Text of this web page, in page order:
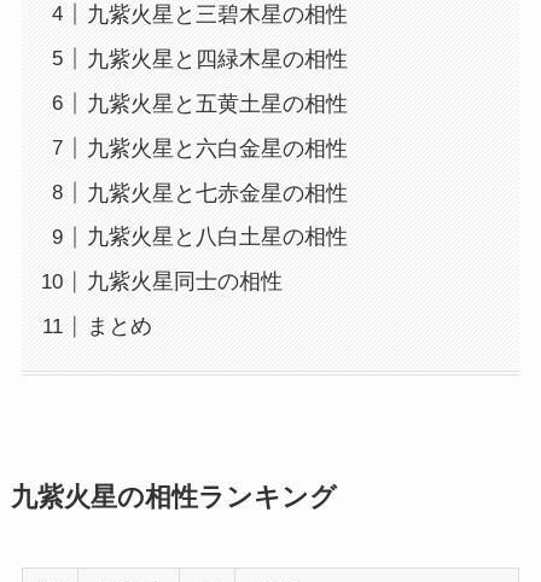
九紫火星と三碧木星の相性
九紫火星と四緑木星の相性
九紫火星と五黄土星の相性
九紫火星と六白金星の相性
九紫火星と七赤金星の相性
九紫火星と八白土星の相性
九紫火星同士の相性
まとめ
九紫火星の相性ランキング